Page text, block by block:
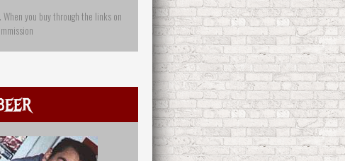
you buy through the links on